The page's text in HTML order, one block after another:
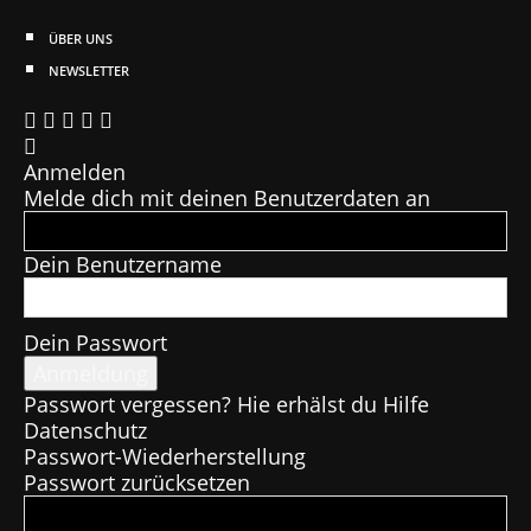
ÜBER UNS
NEWSLETTER
Anmelden
Melde dich mit deinen Benutzerdaten an
Dein Benutzername
Dein Passwort
Passwort vergessen? Hie erhälst du Hilfe
Datenschutz
Passwort-Wiederherstellung
Passwort zurücksetzen